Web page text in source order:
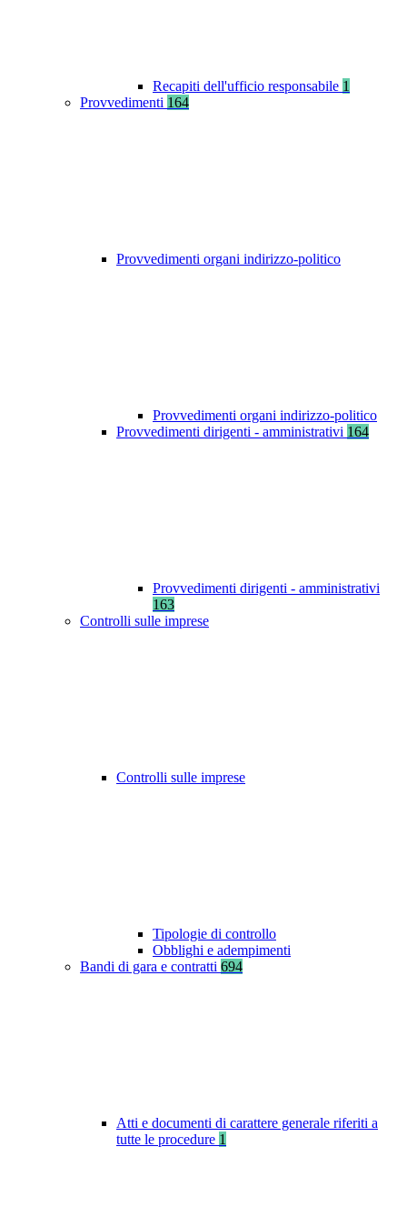
Recapiti dell'ufficio responsabile 1
Provvedimenti 164
Provvedimenti organi indirizzo-politico
Provvedimenti organi indirizzo-politico
Provvedimenti dirigenti - amministrativi 164
Provvedimenti dirigenti - amministrativi
163
Controlli sulle imprese
Controlli sulle imprese
Tipologie di controllo
Obblighi e adempimenti
Bandi di gara e contratti 694
Atti e documenti di carattere generale riferiti a
tutte le procedure 1